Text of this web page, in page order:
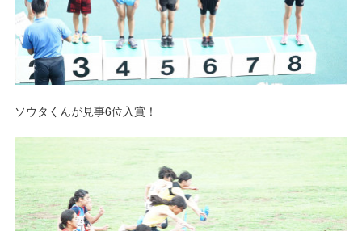
ソウタくんが見事6位入賞！